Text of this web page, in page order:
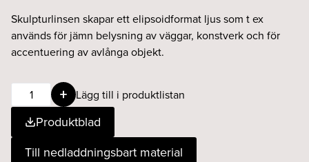
Skulpturlinsen skapar ett elipsoidformat ljus som t ex
används för jämn belysning av väggar, konstverk och för
accentuering av avlånga objekt.
BEAM
zoom
17/25W
Skulpturlins
mängd
Lägg till i produktlistan
Produktblad
Till nedladdningsbart material